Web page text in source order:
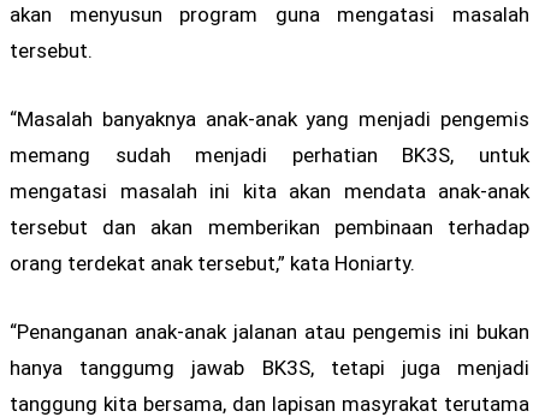
akan menyusun program guna mengatasi masalah
tersebut.
“Masalah banyaknya anak-anak yang menjadi pengemis
memang sudah menjadi perhatian BK3S, untuk
mengatasi masalah ini kita akan mendata anak-anak
tersebut dan akan memberikan pembinaan terhadap
orang terdekat anak tersebut,” kata Honiarty.
“Penanganan anak-anak jalanan atau pengemis ini bukan
hanya tanggumg jawab BK3S, tetapi juga menjadi
tanggung kita bersama, dan lapisan masyrakat terutama